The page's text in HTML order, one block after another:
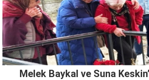
Melek Baykal ve Suna